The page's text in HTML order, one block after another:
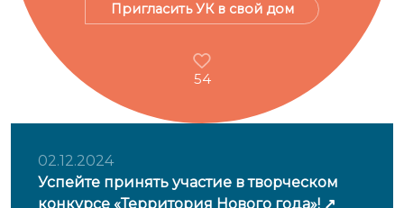
Пригласить УК в свой дом
54
02.12.2024
Успейте принять участие в творческом
конкурсе «Территория Нового года»!